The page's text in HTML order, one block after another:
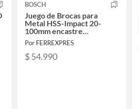
BOSCH
Juego de Brocas para
Metal HSS-Impact 20-
100mm encastre
hexagonal
Por FERREXPRES
$ 54.990